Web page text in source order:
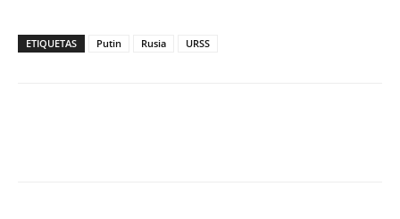
ETIQUETAS Putin Rusia URSS